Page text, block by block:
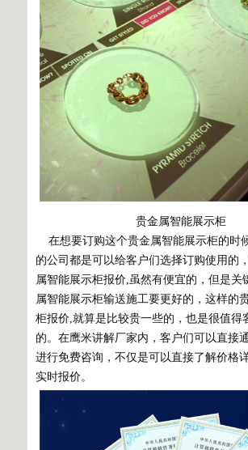
贵金属智能展示柜
在想要订购这个贵金属智能展示柜的时
的公司都是可以给客户们选择订购使用的
属智能展示柜报价,虽然有便宜的，但是关
属智能展示柜输送施工要更好的，这样的
柜报价,就算是比较贵一些的，也是很值得
的。在鹰米讲解厂家内，客户们可以直接
进行免费咨询，不仅是可以直接了解价格
实时报价。